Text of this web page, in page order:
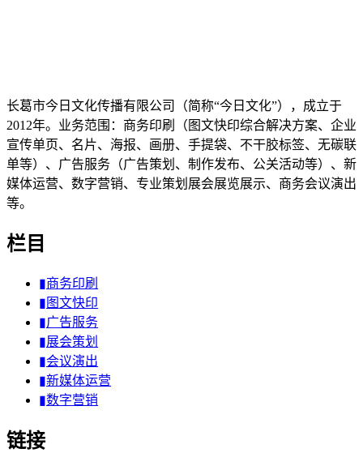
长葛市今日文化传播有限公司（简称“今日文化”），成立于
2012年。业务范围：商务印刷（图文快印综合解决方案、企业
宣传单页、名片、海报、画册、手提袋、不干胶标签、无碳联
单等）、广告服务（广告策划、制作发布、公关活动等）、新
媒体运营、数字营销、专业策划展会展览展示、商务会议演出
等。
栏目
▮商务印刷
▮图文快印
▮广告服务
▮展会策划
▮会议演出
▮新媒体运营
▮数字营销
链接